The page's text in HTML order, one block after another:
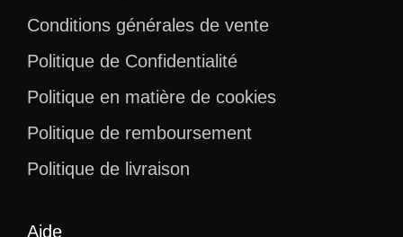
Conditions générales de vente
Politique de Confidentialité
Politique en matière de cookies
Politique de remboursement
Politique de livraison
Aide